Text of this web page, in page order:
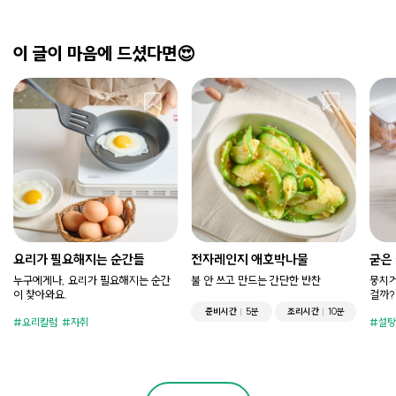
이 글이 마음에 드셨다면😍
요리가 필요해지는 순간들
누구에게나, 요리가 필요해지는 순간
이 찾아와요.
요리칼럼 자취
전자레인지 애호박나물
불 안 쓰고 만드는 간단한 반찬
준비시간 5분 조리시간 10분
굳은
뭉치
걸까?
설탕